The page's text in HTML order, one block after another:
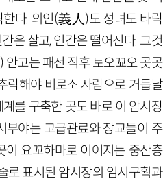
한다. 의인(義人)도 성녀도 타락
은 살고, 인간은 떨어진다. 그것
안고는 패전 직후 토오꾜오 곳곳
락해야 비로소 사람으로 거듭날
를 구축한 곳도 바로 이 암시장
부야는 고급관료와 장교들이 주
이 요꼬하마로 이어지는 중산층
로 표시된 암시장의 임시구획과